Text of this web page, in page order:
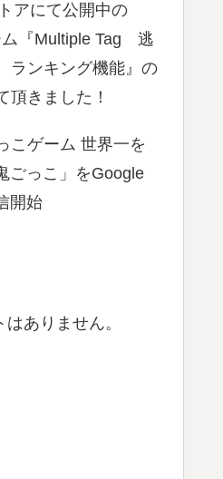
アにて公開中の
『Multiple Tag 逃
ンキング機能』の
頂きました！
こゲーム 世界一を
ごっこ」をGoogle
開始
ありません。